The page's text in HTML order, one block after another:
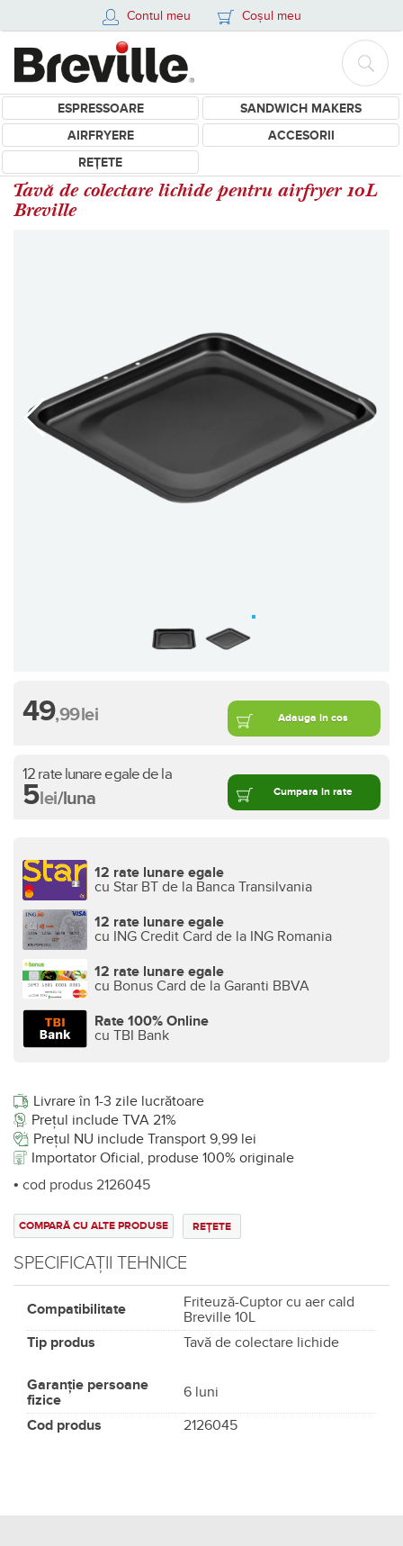
Contul meu Coșul meu
ESPRESSOARE
SANDWICH MAKERS
AIRFRYERE
ACCESORII
REȚETE
Tavă de colectare lichide pentru airfryer 10L
Breville
49,99lei Adauga in cos
12 rate lunare egale de la
5lei/luna Cumpara in rate
12 rate lunare egale
cu Star BT de la Banca Transilvania
12 rate lunare egale
cu ING Credit Card de la ING Romania
12 rate lunare egale
cu Bonus Card de la Garanti BBVA
Rate 100% Online
cu TBI Bank
Livrare în 1-3 zile lucrătoare
Prețul include TVA 21%
Prețul NU include Transport 9,99 lei
Importator Oficial, produse 100% originale
• cod produs 2126045
REȚETE
COMPARĂ CU ALTE PRODUSE
SPECIFICAȚII TEHNICE
Compatibilitate
Friteuză-Cuptor cu aer cald
Breville 10L
Tip produs
Tavă de colectare lichide
Garanție persoane
fizice
6 luni
Cod produs
2126045